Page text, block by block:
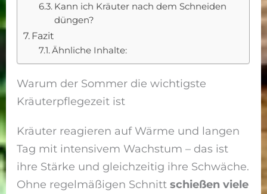
Kann ich Kräuter nach dem Schneiden
düngen?
Fazit
Ähnliche Inhalte:
Warum der Sommer die wichtigste
Kräuterpflegezeit ist
Kräuter reagieren auf Wärme und langen
Tag mit intensivem Wachstum – das ist
ihre Stärke und gleichzeitig ihre Schwäche.
Ohne regelmäßigen Schnittschießen viele